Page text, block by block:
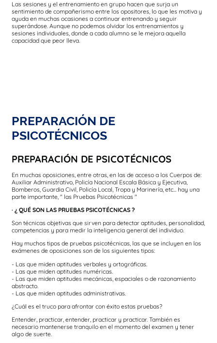
Las sesiones y el entrenamiento en grupo hacen que surja un
sentimiento de compañerismo entre los opositores, lo que les motiva y
ayuda en muchas ocasiones a continuar entrenando y seguir
superándose. Aunque no podemos olvidar los entrenamientos y
sesiones individuales, donde a cada alumno se le mejora aquella
capacidad que peor lleva.
PREPARACIÓN DE
PSICOTÉCNICOS
PREPARACIÓN DE PSICOTÉCNICOS
En muchas oposiciones, entre otras, en las de acceso a los Cuerpos de:
Auxiliar Administrativo, Policía Nacional Escala Básica y Ejecutiva,
Bomberos, Guardia Civil, Policía Local, Tropa y Marinería, etc... hay una
parte importante, " las Pruebas Psicotécnicas "
· ¿ QUÉ SON LAS PRUEBAS PSICOTÉCNICAS ?
Son técnicas objetivas que sirven para detectar aptitudes, personalidad,
competencias y para medir la inteligencia general del individuo.
Hay muchos tipos de pruebas psicotécnicas, las que se incluyen en los
exámenes de oposiciones son de los siguientes tipos:
- Las que miden aptitudes verbales y ortográficas.
- Las que miden aptitudes numéricas.
- Las que miden aptitudes mecánicas, espaciales o de razonamiento
abstracto.
- Las que miden aptitudes administrativas.
¿Cuál es el truco para afrontar con éxito estas pruebas?
Entender, practicar, entender, practicar y practicar. También es
necesario mantenerse tranquilo en el momento del examen y tener
algo de suerte.